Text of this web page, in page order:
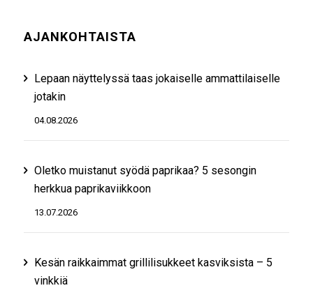
AJANKOHTAISTA
Lepaan näyttelyssä taas jokaiselle ammattilaiselle
jotakin
04.08.2026
Oletko muistanut syödä paprikaa? 5 sesongin
herkkua paprikaviikkoon
13.07.2026
Kesän raikkaimmat grillilisukkeet kasviksista – 5
vinkkiä